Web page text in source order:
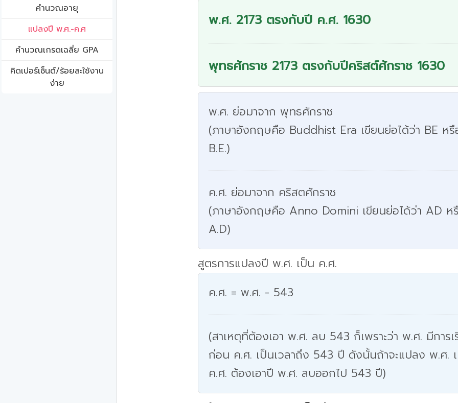
คำนวณอายุ
แปลงปี พ.ศ.-ค.ศ
คํานวณเกรดเฉลี่ย GPA
คิดเปอร์เซ็นต์/ร้อยละใช้งาน
ง่าย
พ.ศ. 2173 ตรงกับปี ค.ศ. 1630
พุทธศักราช 2173 ตรงกับปีคริสต์ศักราช 1630
พ.ศ. ย่อมาจาก พุทธศักราช
(ภาษาอังกฤษคือ Buddhist Era เขียนย่อได้ว่า BE ห
B.E.)
ค.ศ. ย่อมาจาก คริสตศักราช
(ภาษาอังกฤษคือ Anno Domini เขียนย่อได้ว่า AD ห
A.D)
สูตรการแปลงปี พ.ศ. เป็น ค.ศ.
ค.ศ. = พ.ศ. - 543
(สาเหตุที่ต้องเอา พ.ศ. ลบ 543 ก็เพราะว่า พ.ศ. มีการเ
ก่อน ค.ศ. เป็นเวลาถึง 543 ปี ดังนั้นถ้าจะแปลง พ.ศ.
ค.ศ. ต้องเอาปี พ.ศ. ลบออกไป 543 ปี)